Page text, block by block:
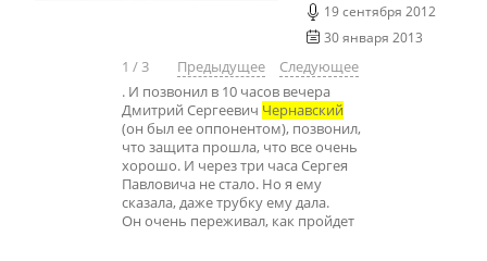
19 сентября 2012
30 января 2013
1 /3 Предыдущее
Следующее
. И позвонил в 10 часов вечера
Дмитрий Сергеевич Чернавский
(он был ее оппонентом), позвонил,
что защита прошла, что все очень
хорошо. И через три часа Сергея
Павловича не стало. Но я ему
сказала, даже трубку ему дала.
Он очень переживал, как пройдет